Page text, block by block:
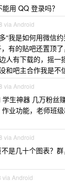
用 QQ 登录吗？
via Android
“我是如何用微信
有的贴吧还置顶
人有下载的，摇一
和吧主合作我是不
via Android
学生神器 几万粉丝
业功能，老师班
via Android
是几十个图表？
via Android